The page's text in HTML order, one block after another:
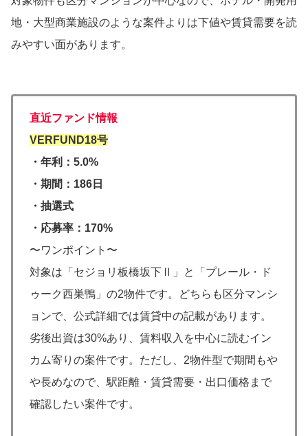
地・大型商業施設のような案件よりは下値や賃貸需要を読
みやすい面があります。
直近ファンド情報
VERFUND18号
・年利：5.0%
・期間：186日
・抽選式
・応募率：170%
〜ワンポイント〜
対象は「セジョリ板橋坂下Ⅱ」と「プレール・ド
ゥーク西巣鴨」の2物件です。どちらも区分マンシ
ョンで、公式詳細では賃貸中の記載があります。
劣後出資は30%あり、賃料収入を中心に読むイン
カム寄りの案件です。ただし、2物件型で期間もや
や長めなので、駅距離・賃貸需要・出口価格まで
確認したい案件です。